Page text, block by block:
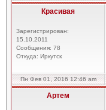
Красивая
Зарегистрирован:
15.10.2011
Сообщения: 78
Откуда: Иркутск
Пн Фев 01, 2016 12:46 am
Артем